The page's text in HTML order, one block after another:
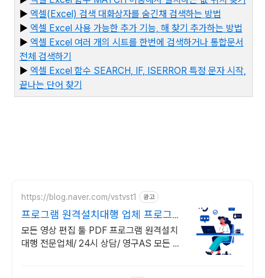
▶ 엑셀(Excel) 검색 대화상자를 숨긴채 검색하는 방법
▶ 엑셀 Excel 사용 가능한 추가 기능, 해 찾기 추가하는 방법
▶ 엑셀 Excel 여러 개의 시트를 한번에 검색하거나 통합문서
전체 검색하기
▶ 엑셀 Excel 함수 SEARCH, IF, ISERROR 특정 문자 시작,
끝나는 단어 찾기
https://blog.naver.com/vstvst1 광고
프로그램 원격설치대행 업체 프로그램
원격설치대행 전문
모든 영상 편집 툴 PDF 프로그램 원격설치
대행 전문업체/ 24시 상담/ 영구AS 모든 영